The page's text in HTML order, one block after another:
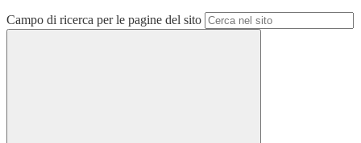
Campo di ricerca per le pagine del sito